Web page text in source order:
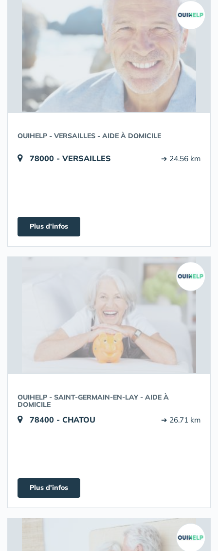
OUIHELP - VERSAILLES - AIDE À DOMICILE
78000 - VERSAILLES ➔ 24.56 km
Plus d'infos
OUIHELP - SAINT-GERMAIN-EN-LAY - AIDE À
DOMICILE
78400 - CHATOU ➔ 26.71 km
Plus d'infos